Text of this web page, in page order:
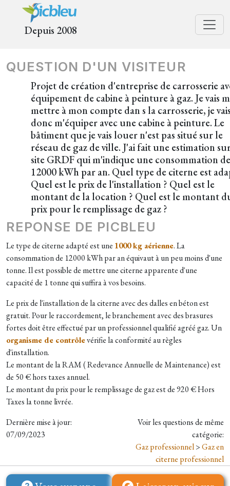
Depuis 2008
QUESTION D'UN VISITEUR
Projet de création d'entreprise de carrosserie
équipement de cabine à peinture à gaz. Je vais
mettre à mon compte dan s la carrosserie, je
donc m'équiper avec une cabine à peinture. Le
bâtiment que je vais louer n'est pas situé sur le
réseau de gaz de ville. J'ai fait une estimation
site GRDF qui m'indique une consommation de
12000 kWh par an. Quel type de citerne est
Quel est le prix de l'installation ? Quel est le
montant de la location ? Quel est le montant
prix pour le remplissage de gaz ?
REPONSE DE PICBLEU
Le type de citerne adapté est une 1000 kg aérienne. La
consommation de 12000 kWh par an équivaut à un peu moins d'une
tonne. Il est possible de mettre une citerne apparente d'une
capacité de 1 tonne qui suffira à vos besoins.
Le prix de l'installation de la citerne avec des dalles en béton est
gratuit. Pour le raccordement, le branchement avec des brasures
fortes doit être effectué par un professionnel qualifié agréé gaz. Un
organisme de contrôlevérifie la conformité au règles
d'installation.
Le montant de la RAM ( Redevance Annuelle de Maintenance) est
de 50 € hors taxes annuel.
Le montant du prix pour le remplissage de gaz est de 920 € Hors
Taxes la tonne livrée.
Dernière mise à jour:
07/09/2023
Voir les questions de même
catégorie:
Gaz professionnel>Gaz en
citerne professionnel